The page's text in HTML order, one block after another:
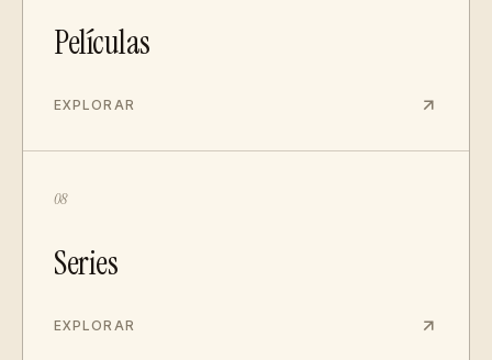
Películas
EXPLORAR
08
Series
EXPLORAR